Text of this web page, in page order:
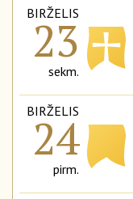
BIRŽELIS
23
sekm.
BIRŽELIS
24
pirm.